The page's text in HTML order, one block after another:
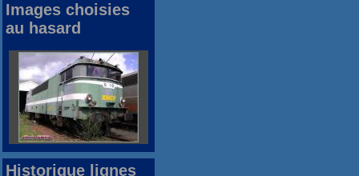
Images choisies
au hasard
Historique lignes